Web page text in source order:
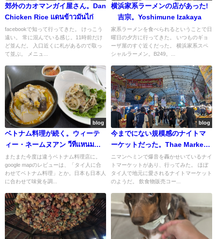
郊外のカオマンガイ屋さん。Dan
Chicken Rice แดนข้าวมันไก่
facebookで知って行ってきた。 けっこう
遠い。 常に混んでいる感じ。11時前だけ
ど並んだ。 入口近くに札があるので取っ
て並ぶ。 メニュ...
横浜家系ラーメンの店があった!
吉宗。Yoshimune Izakaya
家系ラーメンを食べられるということで日
曜日の夕方に行ってきた。 いつものギョ
ーザ屋のすぐ近くだった。 横浜家系スペ
シャルラーメン。B249。...
blog
ベトナム料理が続く。ウィーテ
ィー・ネームヌアン วีทีแหนม
เนือง สะพานนวรัฐ เชียงใหม่
またまた今度は違うベトナム料理店に。
google mapのレビューは、「タイ人に合
わせてベトナム料理」とか。日本も日本人
に合わせて味覚を調...
blog
今までにない規模感のナイトマ
ーケットだった。Thae Market
CNX เท มาร์เก็ต CNX
ニマンヘミンで爆音を轟かせいているナイ
トマーケットがあり、行ってみた。 ほぼ
タイ人で地元に愛されるナイトマーケット
のようだ。 飲食物販売コー...